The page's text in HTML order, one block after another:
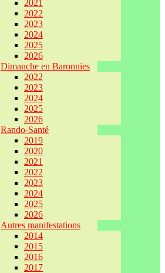
2021
2022
2023
2024
2025
2026
Dimanche en Baronnies
2022
2023
2024
2025
2026
Rando-Santé
2019
2020
2021
2022
2023
2024
2025
2026
Autres manifestations
2014
2015
2016
2017